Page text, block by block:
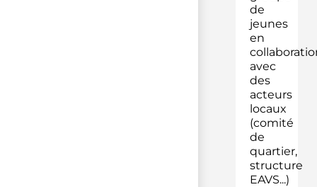
de
jeunes
en
avec
des
acteurs
locaux
(comité
de
quartier,
structure
EAVS...)